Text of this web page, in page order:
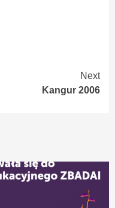
Next
Kangur 2006